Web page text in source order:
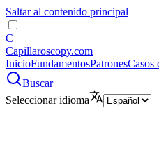
Saltar al contenido principal
C
Capillaroscopy.com
InicioFundamentosPatronesCasos
Buscar
Seleccionar idioma